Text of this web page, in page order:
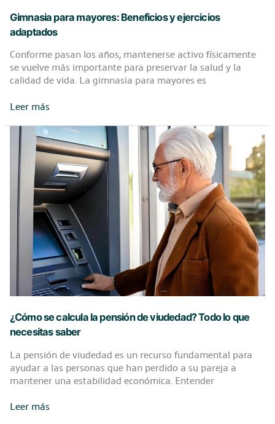
Gimnasia para mayores: Beneficios y ejercicios
adaptados
Conforme pasan los años, mantenerse activo físicamente
se vuelve más importante para preservar la salud y la
calidad de vida. La gimnasia para mayores es
Gimnasia
mayores:
Beneficios
ejercicios
adaptados
Leer más
¿Cómo se calcula la pensión de viudedad? Todo lo que
necesitas saber
La pensión de viudedad es un recurso fundamental para
ayudar a las personas que han perdido a su pareja a
mantener una estabilidad económica. Entender
¿Cómo
Leer más